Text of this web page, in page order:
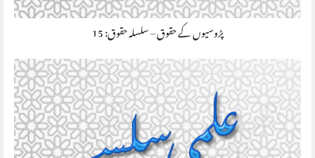
پڑوسیوں کے حقوق – سلسلہ حقوق: 15